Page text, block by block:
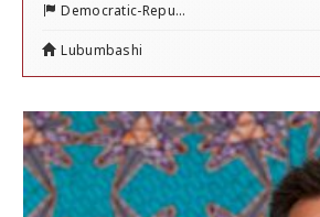
Democratic-Repu...
Lubumbashi